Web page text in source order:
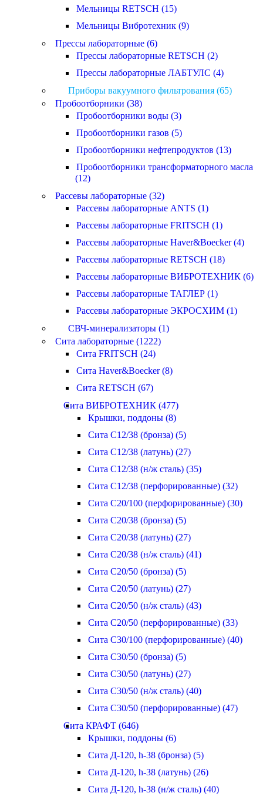
Мельницы RETSCH (15)
Мельницы Вибротехник (9)
Прессы лабораторные (6)
Прессы лабораторные RETSCH (2)
Прессы лабораторные ЛАБТУЛС (4)
Приборы вакуумного фильтрования (65)
Пробоотборники (38)
Пробоотборники воды (3)
Пробоотборники газов (5)
Пробоотборники нефтепродуктов (13)
Пробоотборники трансформаторного масла
(12)
Рассевы лабораторные (32)
Рассевы лабораторные ANTS (1)
Рассевы лабораторные FRITSCH (1)
Рассевы лабораторные Haver&Boecker (4)
Рассевы лабораторные RETSCH (18)
Рассевы лабораторные ВИБРОТЕХНИК (6)
Рассевы лабораторные ТАГЛЕР (1)
Рассевы лабораторные ЭКРОСХИМ (1)
СВЧ-минерализаторы (1)
Сита лабораторные (1222)
Сита FRITSCH (24)
Сита Haver&Boecker (8)
Сита RETSCH (67)
Сита ВИБРОТЕХНИК (477)
Крышки, поддоны (8)
Сита С12/38 (бронза) (5)
Сита С12/38 (латунь) (27)
Сита С12/38 (н/ж сталь) (35)
Сита С12/38 (перфорированные) (32)
Сита С20/100 (перфорированные) (30)
Сита С20/38 (бронза) (5)
Сита С20/38 (латунь) (27)
Сита С20/38 (н/ж сталь) (41)
Сита С20/50 (бронза) (5)
Сита С20/50 (латунь) (27)
Сита С20/50 (н/ж сталь) (43)
Сита С20/50 (перфорированные) (33)
Сита С30/100 (перфорированные) (40)
Сита С30/50 (бронза) (5)
Сита С30/50 (латунь) (27)
Сита С30/50 (н/ж сталь) (40)
Сита С30/50 (перфорированные) (47)
Сита КРАФТ (646)
Крышки, поддоны (6)
Сита Д-120, h-38 (бронза) (5)
Сита Д-120, h-38 (латунь) (26)
Сита Д-120, h-38 (н/ж сталь) (40)